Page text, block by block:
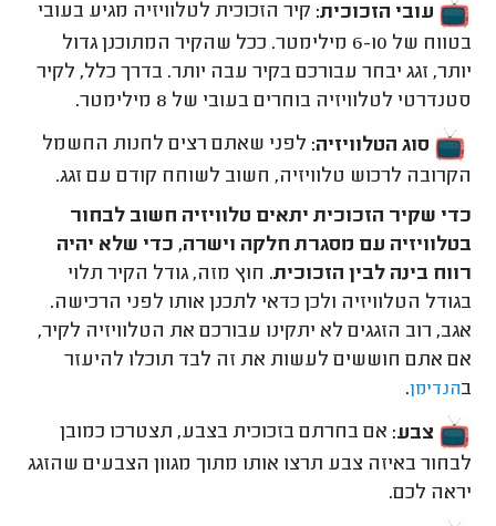
עובי הזכוכית: קיר הזכוכית לטלוויזיה מגיע בעובי
בטווח של 6-10 מילימטר. ככל שהקיר המתוכנן גדול
יותר, זגג יבחר עבורכם בקיר עבה יותר. בדרך כלל, לקיר
סטנדרטי לטלוויזיה בוחרים בעובי של 8 מילימטר.
סוג הטלוויזיה: לפני שאתם רצים לחנות החשמל
הקרובה לרכוש טלוויזיה, חשוב לשוחח קודם עם זגג.
כדי שקיר הזכוכית יתאים טלוויזיה חשוב לבחור
בטלוויזיה עם מסגרת חלקה וישרה, כדי שלא יהיה
רווח בינה לבין הזכוכית. חוץ מזה, גודל הקיר תלוי
בגודל הטלוויזיה ולכן כדאי לתכנן אותו לפני הרכישה.
אגב, רוב הזגגים לא יתקינו עבורכם את הטלוויזיה לקיר,
אם אתם חוששים לעשות את זה לבד תוכלו להיעזר
בהנדימן.
צבע: אם בחרתם בזכוכית בצבע, תצטרכו כמובן
לבחור באיזה צבע תרצו אותו מתוך מגוון הצבעים שהזגג
יראה לכם.